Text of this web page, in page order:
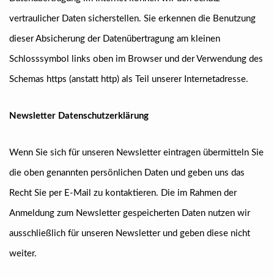
vertraulicher Daten sicherstellen. Sie erkennen die Benutzung
dieser Absicherung der Datenübertragung am kleinen
Schlosssymbol links oben im Browser und der Verwendung des
Schemas https (anstatt http) als Teil unserer Internetadresse.
Newsletter Datenschutzerklärung
Wenn Sie sich für unseren Newsletter eintragen übermitteln Sie
die oben genannten persönlichen Daten und geben uns das
Recht Sie per E-Mail zu kontaktieren. Die im Rahmen der
Anmeldung zum Newsletter gespeicherten Daten nutzen wir
ausschließlich für unseren Newsletter und geben diese nicht
weiter.